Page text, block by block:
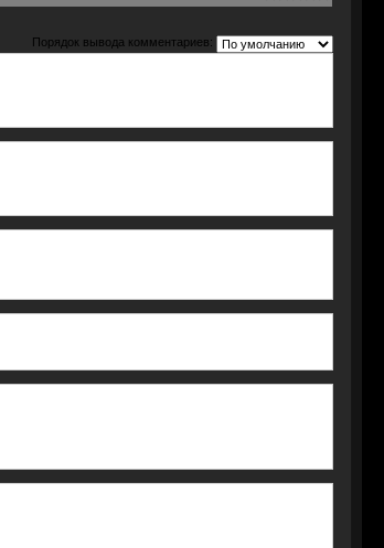
Порядок вывода комментариев: